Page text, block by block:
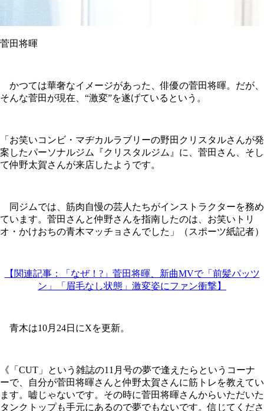
菅田将暉
かつては華奢なイメージがあった、俳優の菅田将暉。だが、
そんな菅田が現在、“激変”を遂げているという。
「お笑いコンビ・マヂカルラブリーの野田クリスタルさんが発
案したパーソナルジム『クリスタルジム』に、菅田さん、そし
て仲野太賀さんが来店したようです。
同ジムでは、筋肉自慢の芸人たちがインストラクターを務め
ています。菅田さんと仲野さんを指南したのは、お笑いトリ
オ・かけおちの青木マッチョさんでした」（スポーツ紙記者）
【関連記事：「なぜ！?」菅田将暉、新曲MVで「前髪パッツ
ン」「眉毛なし状態」激変姿にファン衝撃】
青木は10月24日にXを更新。
《「CUT」という雑誌の11月号の夢で逢えたらというコーナ
ーで、自分が菅田将暉さんと仲野太賀さんに筋トレを教えてい
ます。嘘じゃないです。その時に菅田将暉さんからいただいた
タンクトップも手元にあるので夢でもないです。信じてくださ